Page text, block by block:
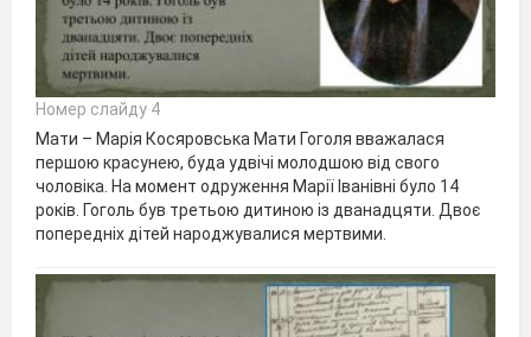
Номер слайду 4
Мати – Марія Косяровська Мати Гоголя вважалася
першою красунею, буда удвічі молодшою від свого
чоловіка. На момент одруження Марії Іванівні було 14
років. Гоголь був третьою дитиною із дванадцяти. Двоє
попередніх дітей народжувалися мертвими.